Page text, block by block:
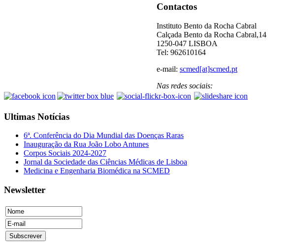
Contactos
Instituto Bento da Rocha Cabral
Calçada Bento da Rocha Cabral,14
1250-047 LISBOA
Tel: 962610164
e-mail: scmed[at]scmed.pt
Nas redes sociais:
Ultimas Notícias
6ª. Conferência do Dia Mundial das Doenças Raras
Inauguração da Rua João Lobo Antunes
Corpos Sociais 2024-2027
Jornal da Sociedade das Ciências Médicas de Lisboa
Medicina e Engenharia Biomédica na SCMED
Newsletter